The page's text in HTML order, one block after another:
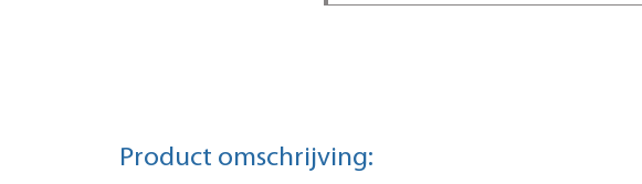
Product omschrijving: